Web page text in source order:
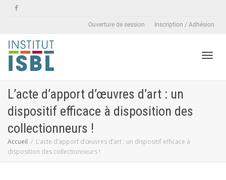
Ouverture de session Inscription / Adhésion
L’acte d’apport d’œuvres d’art : un
dispositif efficace à disposition des
collectionneurs !
Accueil
L’acte d’apport d’œuvres d’art : un dispositif efficace à
disposition des collectionneurs !